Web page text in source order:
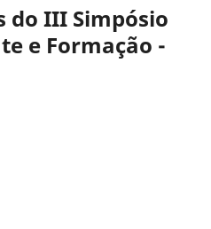
do III Simpósio
e Formação -